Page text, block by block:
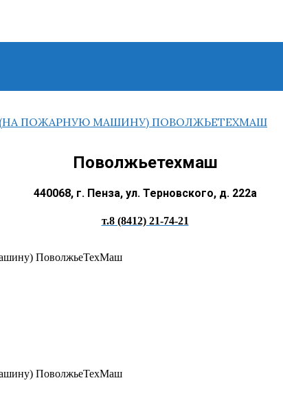
Поволжьетехмаш
440068, г. Пенза, ул. Терновского, д. 222а
т.8 (8412) 21-74-21